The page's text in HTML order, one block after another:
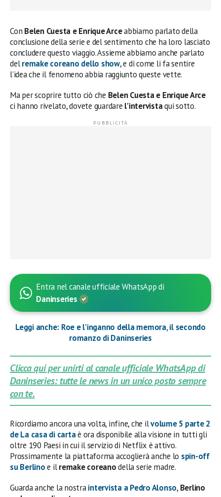
Con Belen Cuesta e Enrique Arceabbiamo parlato della
conclusione della serie e del sentimento che ha loro lasciato
concludere questo viaggio. Assieme abbiamo anche parlato
delremake coreano dello show, e di come li fa sentire
l’idea che il fenomeno abbia raggiunto queste vette.
Ma per scoprire tutto ciò che Belen Cuesta e Enrique Arce
ci hanno rivelato, dovete guardare l’intervistaqui sotto.
Entra nel canale ufficiale WhatsApp di
Daninseries
Leggi anche: Roe e l’inganno della memora, il secondo
romanzo di Daninseries
Clicca qui per unirti al canale ufficiale WhatsApp di
Daninseries: tutte le news in un unico posto sempre
con te.
Ricordiamo ancora una volta, infine, che ilvolume 5 parte 2
de La casa di cartaè ora disponibile alla visione in tutti gli
oltre 190 Paesi in cui il servizio di Netflix è attivo.
Prossimamente la piattaforma accoglierà anche lo spin-off
su Berlinoe ilremake coreanodella serie madre.
Guarda anche la nostraintervista aPedro Alonso, Berlino